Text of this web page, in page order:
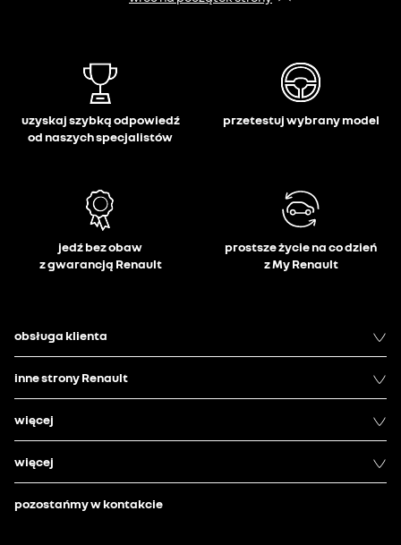
uzyskaj szybką odpowiedź
od naszych specjalistów
przetestuj wybrany model
jedź bez obaw
z gwarancją Renault
prostsze życie na co dzień
z My Renault
obsługa klienta
inne strony Renault
więcej
więcej
pozostańmy w kontakcie